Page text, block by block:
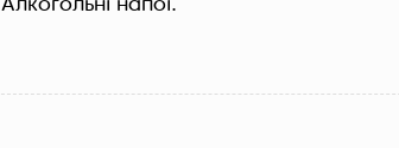
Алкогольні напої.